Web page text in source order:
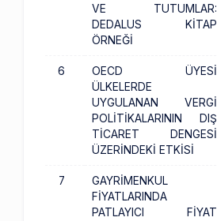
VE TUTUMLAR:
DEDALUS KİTAP
ÖRNEĞİ
6
OECD ÜYESİ
ÜLKELERDE
UYGULANAN VERGİ
POLİTİKALARININ DIŞ
TİCARET DENGESİ
ÜZERİNDEKİ ETKİSİ
7
GAYRİMENKUL
FİYATLARINDA
PATLAYICI FİYAT